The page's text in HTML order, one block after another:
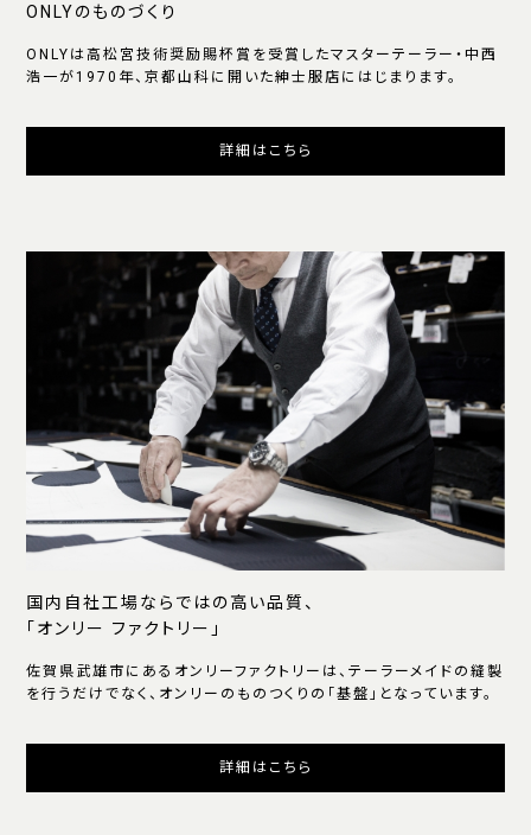
ONLYのものづくり
ONLYは高松宮技術奨励賜杯賞を受賞したマスターテーラー・中西
浩一が1970年、京都山科に開いた紳士服店にはじまります。
詳細はこちら
国内自社工場ならではの高い品質、
「オンリー ファクトリー」
佐賀県武雄市にあるオンリーファクトリーは、テーラーメイドの縫製
を行うだけでなく、オンリーのものつくりの「基盤」となっています。
詳細はこちら